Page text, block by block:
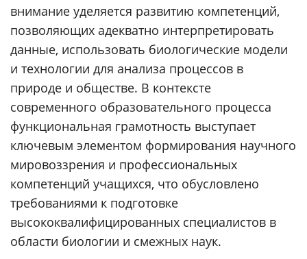
внимание уделяется развитию компетенций,
позволяющих адекватно интерпретировать
данные, использовать биологические модели
и технологии для анализа процессов в
природе и обществе. В контексте
современного образовательного процесса
функциональная грамотность выступает
ключевым элементом формирования научного
мировоззрения и профессиональных
компетенций учащихся, что обусловлено
требованиями к подготовке
высококвалифицированных специалистов в
области биологии и смежных наук.